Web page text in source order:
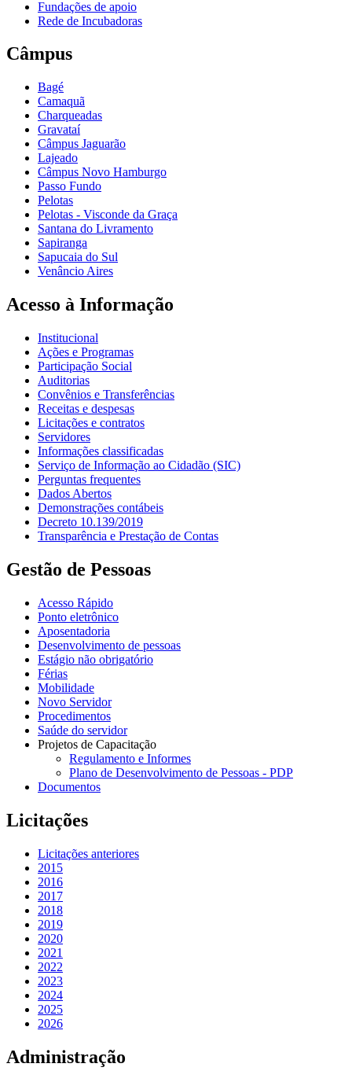
Fundações de apoio
Rede de Incubadoras
Câmpus
Bagé
Camaquã
Charqueadas
Gravataí
Câmpus Jaguarão
Lajeado
Câmpus Novo Hamburgo
Passo Fundo
Pelotas
Pelotas - Visconde da Graça
Santana do Livramento
Sapiranga
Sapucaia do Sul
Venâncio Aires
Acesso à Informação
Institucional
Ações e Programas
Participação Social
Auditorias
Convênios e Transferências
Receitas e despesas
Licitações e contratos
Servidores
Informações classificadas
Serviço de Informação ao Cidadão (SIC)
Perguntas frequentes
Dados Abertos
Demonstrações contábeis
Decreto 10.139/2019
Transparência e Prestação de Contas
Gestão de Pessoas
Acesso Rápido
Ponto eletrônico
Aposentadoria
Desenvolvimento de pessoas
Estágio não obrigatório
Férias
Mobilidade
Novo Servidor
Procedimentos
Saúde do servidor
Projetos de Capacitação
Regulamento e Informes
Plano de Desenvolvimento de Pessoas - PDP
Documentos
Licitações
Licitações anteriores
2015
2016
2017
2018
2019
2020
2021
2022
2023
2024
2025
2026
Administração